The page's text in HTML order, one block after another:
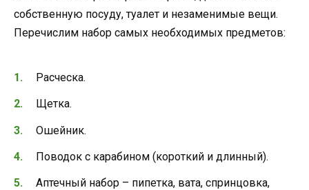
собственную посуду, туалет и незаменимые вещи.
Перечислим набор самых необходимых предметов:
Расческа.
Щетка.
Ошейник.
Поводок с карабином (короткий и длинный).
Аптечный набор – пипетка, вата, спринцовка,